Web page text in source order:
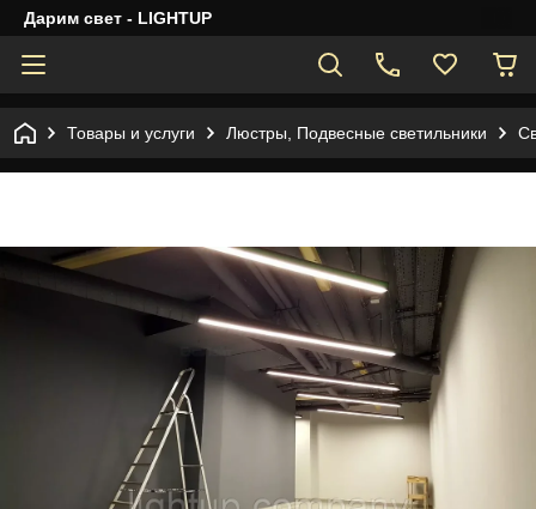
Дарим свет - LIGHTUP
Товары и услуги Люстры, Подвесные светильники